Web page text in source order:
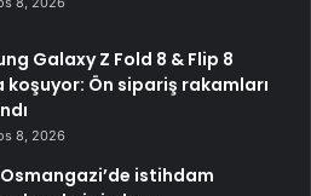
Galaxy Z Fold 8 & Flip 8
koşuyor: Ön sipariş rakamları
8, 2026
istihdam